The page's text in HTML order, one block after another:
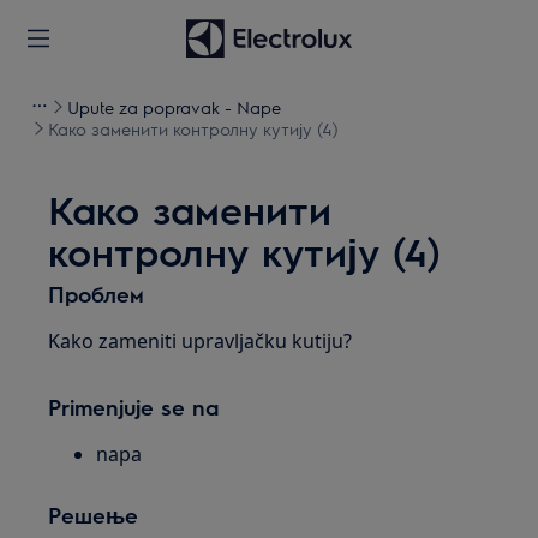
Upute za popravak - Nape
Како заменити контролну кутију (4)
Како заменити
контролну кутију (4)
Проблем
Kako zameniti upravljačku kutiju?
Primenjuje se na
napa
Решење